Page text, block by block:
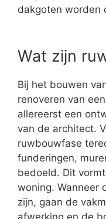
dakgoten worden
Wat zijn
Bij het bouwen
renoveren van
allereerst een
van de architect.
ruwbouwfase
funderingen,
bedoeld. Dit
woning. Wanneer
zijn, gaan de
afwerking en de